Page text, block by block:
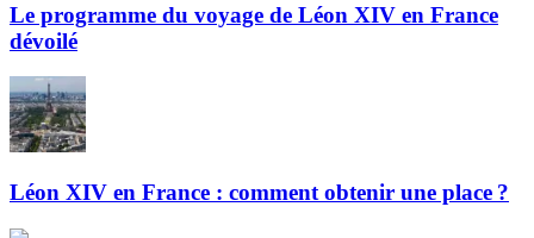
Le programme du voyage de Léon XIV en France
dévoilé
Léon XIV en France : comment obtenir une place ?